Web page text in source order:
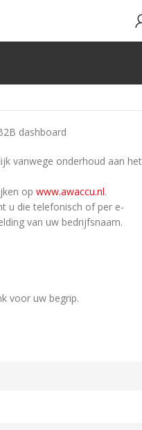
dashboard
vanwege onderhoud aan het
op www.awaccu.nl.
u die telefonisch of per e-
van uw bedrijfsnaam.
voor uw begrip.